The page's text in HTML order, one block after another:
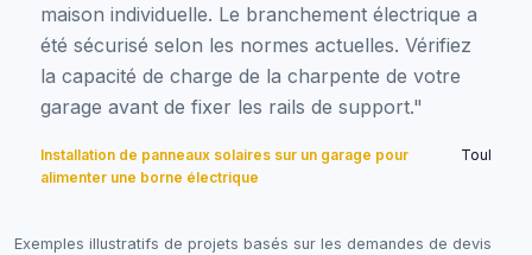
maison individuelle. Le branchement électrique a
été sécurisé selon les normes actuelles. Vérifiez
la capacité de charge de la charpente de votre
garage avant de fixer les rails de support."
Installation de panneaux solaires sur un garage pour
alimenter une borne électrique
Toul
Exemples illustratifs de projets basés sur les demandes de devis